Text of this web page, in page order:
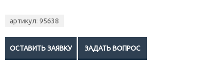
артикул: 95638